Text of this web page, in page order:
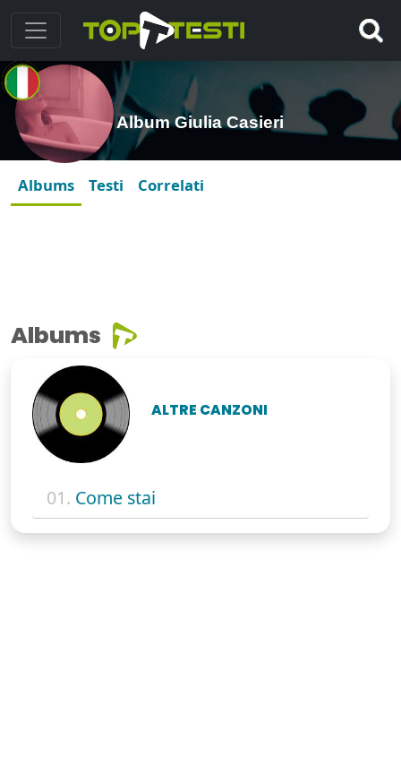
Album Giulia Casieri
Albums Testi Correlati
Albums
ALTRE CANZONI
01. Come stai